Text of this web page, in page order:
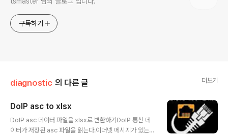
구독하기
diagnostic 의 다른 글 더보기
DoIP asc to xlsx
DoIP asc 데이터 파일을 xlsx로 변환하기DoIP 통신 데
이터가 저장된 asc 파일을 읽는다.이더넷 메시지가 있는